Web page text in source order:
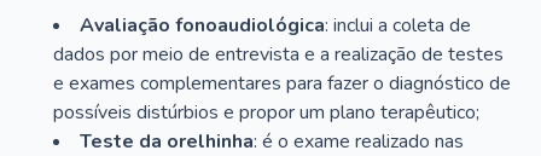
Avaliação fonoaudiológica: inclui a coleta de
dados por meio de entrevista e a realização de testes
e exames complementares para fazer o diagnóstico de
possíveis distúrbios e propor um plano terapêutico;
Teste da orelhinha: é o exame realizado nas